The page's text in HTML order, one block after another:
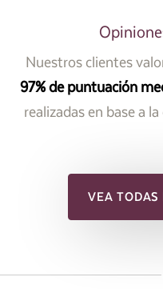
Nuestros clientes
97% de puntuación
realizadas en base a
VEA